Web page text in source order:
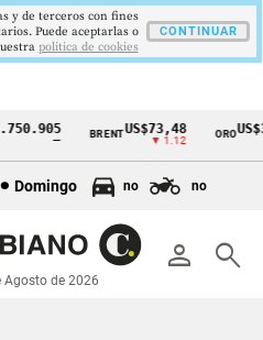
BRENTUS$73,48
▼ 1.12
Domingo no no
person search
Agosto de 2026
y de terceros con fines
Puede aceptarlas o
politica de cookies
CONTINUAR